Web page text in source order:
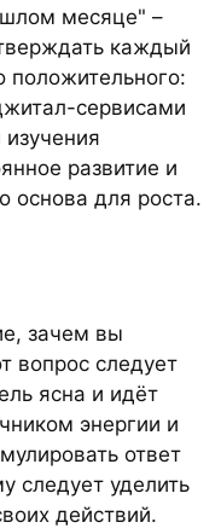
месяце" –
каждый
положительного:
сервисами
развитие и
основа для роста.
зачем вы
вопрос следует
ясна и идёт
энергии и
ответ
следует уделить
действий.